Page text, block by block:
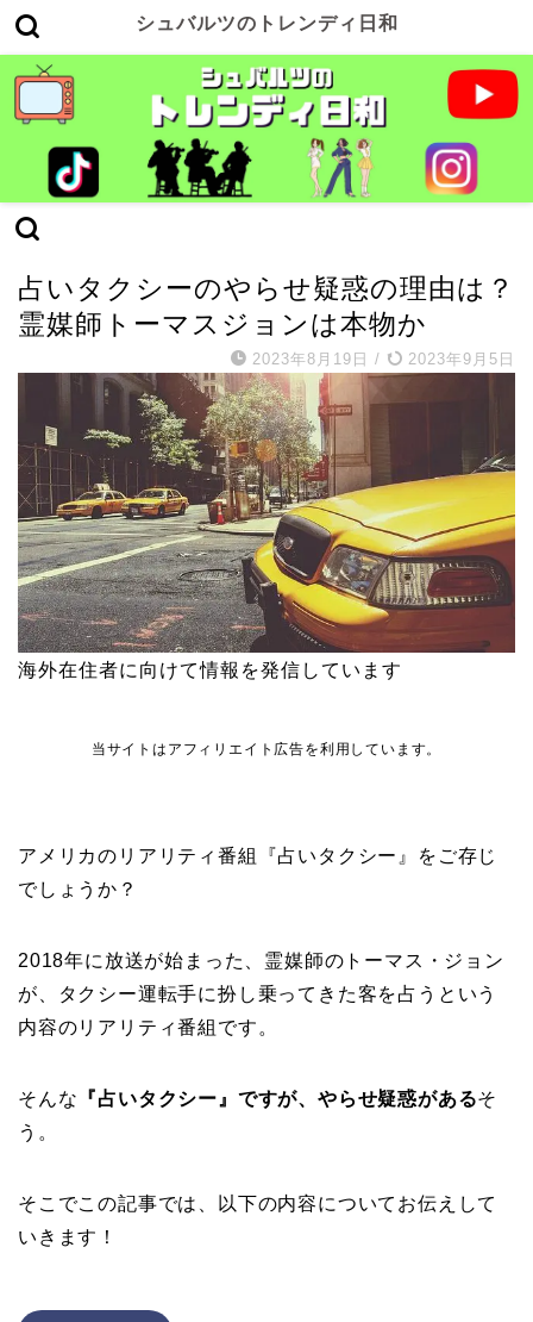
シュバルツのトレンディ日和
占いタクシーのやらせ疑惑の理由は？
霊媒師トーマスジョンは本物か
2023年8月19日 / 2023年9月5日
海外在住者に向けて情報を発信しています
当サイトはアフィリエイト広告を利用しています。
アメリカのリアリティ番組『占いタクシー』をご存じ
でしょうか？
2018年に放送が始まった、霊媒師のトーマス・ジョン
が、タクシー運転手に扮し乗ってきた客を占うという
内容のリアリティ番組です。
そんな 『占いタクシー』ですが、やらせ疑惑があるそ
う。
そこでこの記事では、以下の内容についてお伝えして
いきます！